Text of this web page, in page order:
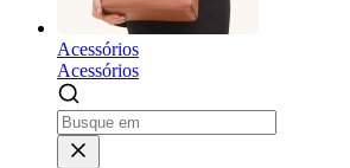
Acessórios
Acessórios